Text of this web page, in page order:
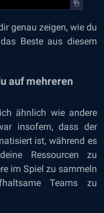
genau zeigen, wie du
Beste aus diesem
auf mehreren
ähnlich wie andere
insofern, dass der
ist, während es
Ressourcen zu
im Spiel zu sammeln
Teams zu